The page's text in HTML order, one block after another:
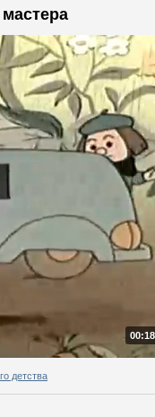
детства